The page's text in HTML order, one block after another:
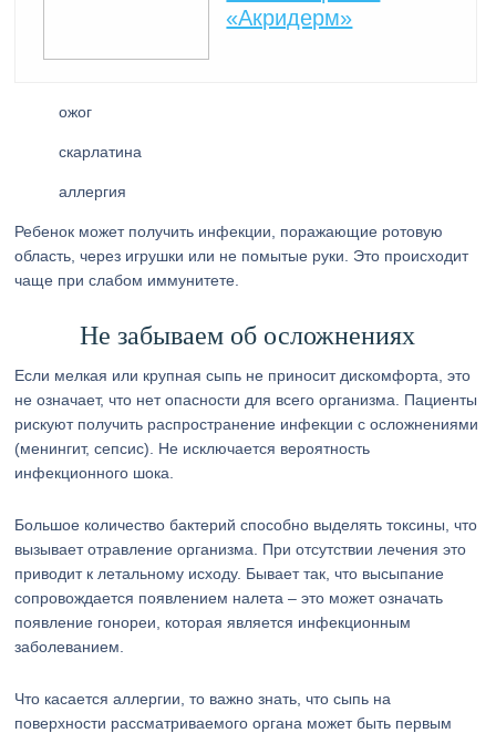
«Акридерм»
ожог
скарлатина
аллергия
Ребенок может получить инфекции, поражающие ротовую
область, через игрушки или не помытые руки. Это происходит
чаще при слабом иммунитете.
Не забываем об осложнениях
Если мелкая или крупная сыпь не приносит дискомфорта, это
не означает, что нет опасности для всего организма. Пациенты
рискуют получить распространение инфекции с осложнениями
(менингит, сепсис). Не исключается вероятность
инфекционного шока.
Большое количество бактерий способно выделять токсины, что
вызывает отравление организма. При отсутствии лечения это
приводит к летальному исходу. Бывает так, что высыпание
сопровождается появлением налета – это может означать
появление гонореи, которая является инфекционным
заболеванием.
Что касается аллергии, то важно знать, что сыпь на
поверхности рассматриваемого органа может быть первым